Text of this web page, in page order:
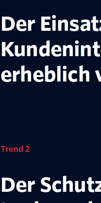
Der
erheblich
Trend 2
Der